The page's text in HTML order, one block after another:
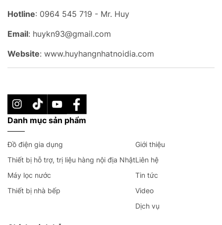
Hotline: 0964 545 719 - Mr. Huy
Email: huykn93@gmail.com
Website: www.huyhangnhatnoidia.com
Danh mục sản phẩm
Đồ điện gia dụng
Thiết bị hỗ trợ, trị liệu hàng nội địa Nhật
Máy lọc nước
Thiết bị nhà bếp
Giới thiệu
Liên hệ
Tin tức
Video
Dịch vụ